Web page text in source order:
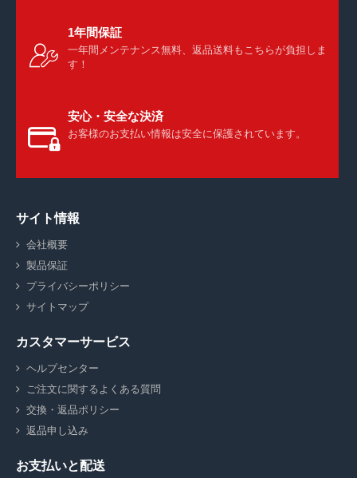
1年間保証
一年間メンテナンス無料、返品送料もこちらが負担しま
す！
安心・安全な決済
お客様のお支払い情報は安全に保護されています。
サイト情報
会社概要
製品保証
プライバシーポリシー
サイトマップ
カスタマーサービス
ヘルプセンター
ご注文に関するよくある質問
交換・返品ポリシー
返品申し込み
お支払いと配送